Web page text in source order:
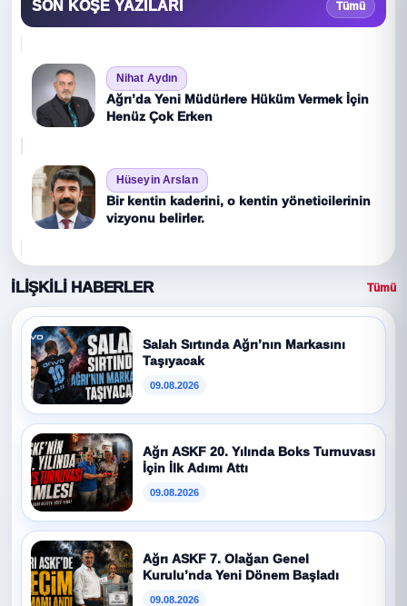
SON KÖŞE YAZILARI Tümü
Nihat Aydın
Ağrı’da Yeni Müdürlere Hüküm Vermek İçin
Henüz Çok Erken
Hüseyin Arslan
Bir kentin kaderini, o kentin yöneticilerinin
vizyonu belirler.
İLİŞKİLİ HABERLER Tümü
Salah Sırtında Ağrı’nın Markasını
Taşıyacak
09.08.2026
Ağrı ASKF 20. Yılında Boks Turnuvası
İçin İlk Adımı Attı
09.08.2026
Ağrı ASKF 7. Olağan Genel
Kurulu’nda Yeni Dönem Başladı
09.08.2026